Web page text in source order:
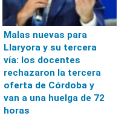
Malas nuevas para
Llaryora y su tercera
vía: los docentes
rechazaron la tercera
oferta de Córdoba y
van a una huelga de 72
horas